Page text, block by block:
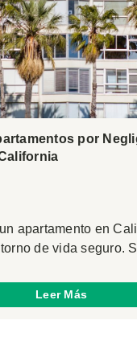
por
apartamento en
de vida seguro.
Leer Más